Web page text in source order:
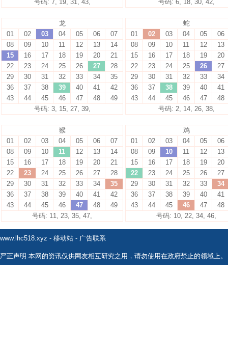
号码: 7, 19, 31, 43,
号码: 6, 18, 30, 42,
龙
01
02 03 04 05 06
07
08
09 10 11 12 13
14
15
16 17 18 19 20
21
22
23 24 25 26 27
28
29
30 31 32 33 34
35
36
37 38 39 40 41
42
43
44 45 46 47 48
49
号码: 3, 15, 27, 39,
蛇
01
02 03 04 05
06
08
09 10 11 12
13
15
16 17 18 19
20
22
23 24 25 26
27
29
30 31 32 33
34
36
37 38 39 40
41
43
44 45 46 47
48
号码: 2, 14, 26, 38,
猴
01
02 03 04 05 06
07
08
09 10 11 12 13
14
15
16 17 18 19 20
21
22
23 24 25 26 27
28
29
30 31 32 33 34
35
36
37 38 39 40 41
42
43
44 45 46 47 48
49
号码: 11, 23, 35, 47,
鸡
01
02 03 04 05
06
08
09 10 11 12
13
15
16 17 18 19
20
22
23 24 25 26
27
29
30 31 32 33
34
36
37 38 39 40
41
43
44 45 46 47
48
号码: 10, 22, 34, 46,
www.lhc518.xyz - 移动站 - 广告联系
严正声明:本网的资讯仅供网友相互研究之用，请勿使用在政府禁止的领域上。